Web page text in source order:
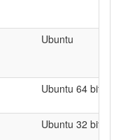
Ubuntu
Ubuntu 64 bits
Ubuntu 32 bits